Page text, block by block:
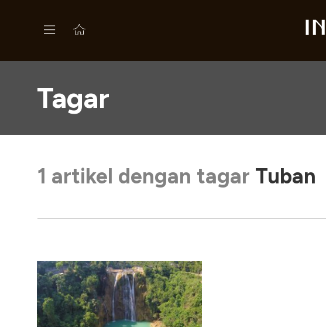
Tagar
1 artikel dengan tagar Tuban